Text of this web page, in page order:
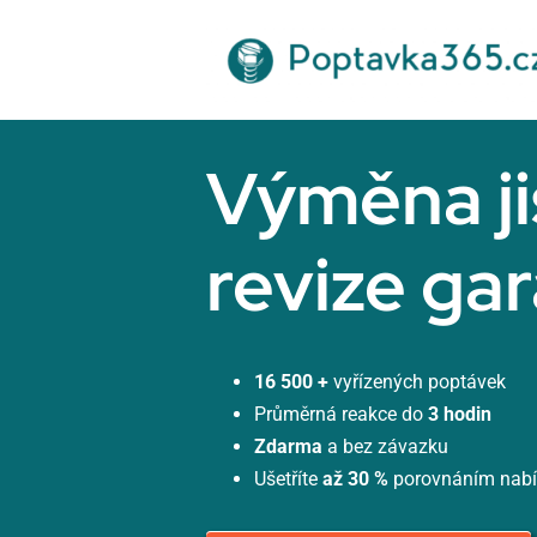
Výměna
revize
16 500 + vyřízených poptávek
Průměrná reakce do 3 hodin
Zdarma a bez závazku
Ušetříte až 30 %porovnáním